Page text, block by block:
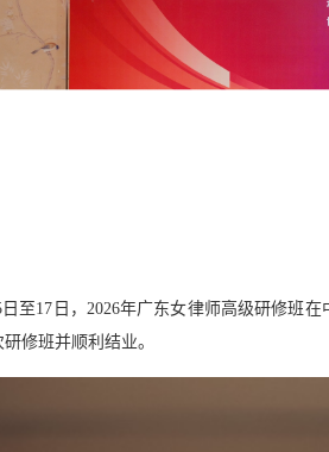
日至17日，2026年广东女律师高级研修班
修班并顺利结业。